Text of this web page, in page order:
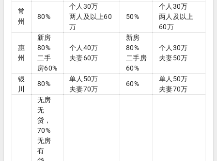
常
州
80%
个人30万
两人及以上60
万
50%
个人30万
两人及以上
60万
惠
州
新房
80%
二手
房60%
个人40万
夫妻60万
新房
80%
二手房
60%
个人30万
夫妻50万
银
川
80%
单人50万
夫妻70万
60%
单人50万
夫妻70万
无房
无
贷，
70%
无房
有